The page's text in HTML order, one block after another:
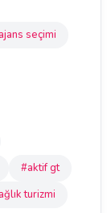
seçimi
#aktif gt
turizmi